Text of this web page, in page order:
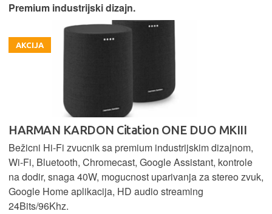
Premium industrijski dizajn.
AKCIJA
HARMAN KARDON Citation ONE DUO MKIII
Bežicni Hi-Fi zvucnik sa premium industrijskim dizajnom,
Wi-Fi, Bluetooth, Chromecast, Google Assistant, kontrole
na dodir, snaga 40W, mogucnost uparivanja za stereo zvuk,
Google Home aplikacija, HD audio streaming
24Bits/96Khz.